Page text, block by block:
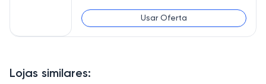
Lojas similares:
Usar Oferta